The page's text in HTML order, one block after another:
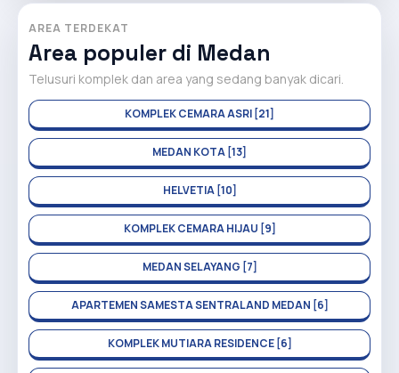
AREA TERDEKAT
Area populer di Medan
Telusuri komplek dan area yang sedang banyak dicari.
KOMPLEK CEMARA ASRI [21]
MEDAN KOTA [13]
HELVETIA [10]
KOMPLEK CEMARA HIJAU [9]
MEDAN SELAYANG [7]
APARTEMEN SAMESTA SENTRALAND MEDAN [6]
KOMPLEK MUTIARA RESIDENCE [6]